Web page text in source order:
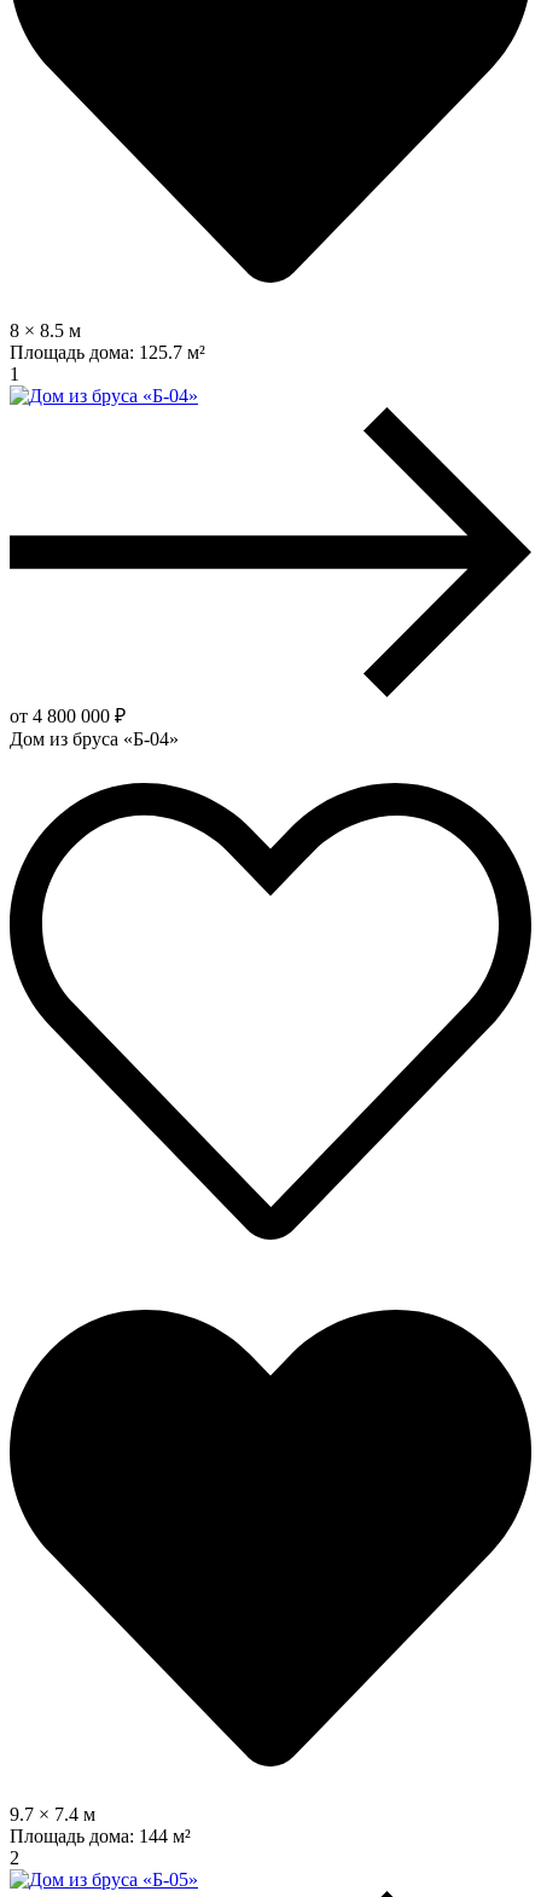
8 × 8.5 м
Площадь дома: 125.7 м²
1
от 4 800 000 ₽
Дом из бруса «Б-04»
9.7 × 7.4 м
Площадь дома: 144 м²
2